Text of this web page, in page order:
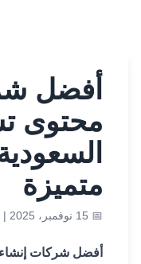
أفضل
محتوى
متميزة
📅 15 نوفمبر، 2025 | 🗂️
أفضل شركات